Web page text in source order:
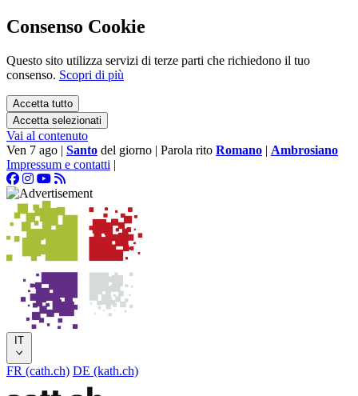
Consenso Cookie
Questo sito utilizza servizi di terze parti che richiedono il tuo
consenso. Scopri di più
Accetta tutto
Accetta selezionati
Vai al contenuto
Ven 7 ago | Santo del giorno | Parola rito Romano | Ambrosiano
Impressum e contatti |
IT
FR (cath.ch) DE (kath.ch)